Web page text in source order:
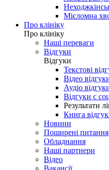
Мієломна
Про клініку
Про клініку
Наші переваги
Відгуки
Відгуки
Текстові
Відео
Аудіо
Відгуки с
Результати
Книга
Новини
Поширені питання
Обладнання
Наші партнери
Відео
Вакансії